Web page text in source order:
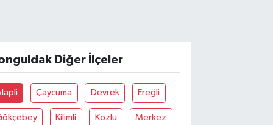
Diğer İlçeler
Çaycuma Devrek Ereğli
Kilimli Kozlu Merkez